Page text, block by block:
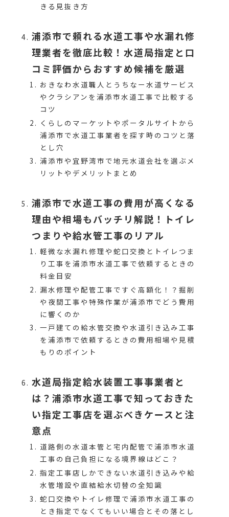
きる見抜き方
浦添市で頼れる水道工事や水漏れ修
理業者を徹底比較！水道局指定と口
コミ評価からおすすめ候補を厳選
おきなわ水道職人とうちなー水道サービス
やクラシアンを浦添市水道工事で比較する
コツ
くらしのマーケットやポータルサイトから
浦添市で水道工事業者を探す時のコツと落
とし穴
浦添市や宜野湾市で地元水道会社を選ぶメ
リットやデメリットまとめ
浦添市で水道工事の費用が高くなる
理由や相場もバッチリ解説！トイレ
つまりや給水管工事のリアル
軽微な水漏れ修理や蛇口交換とトイレつま
り工事を浦添市水道工事で依頼するときの
料金目安
漏水修理や配管工事ですぐ高額化！？掘削
や夜間工事や特殊作業が浦添市でどう費用
に響くのか
一戸建ての給水管交換や水道引き込み工事
を浦添市で依頼するときの費用相場や見積
もりのポイント
水道局指定給水装置工事事業者と
は？浦添市水道工事で知っておきた
い指定工事店を選ぶべきケースと注
意点
道路側の水道本管と宅内配管で浦添市水道
工事の自己負担になる境界線はどこ？
指定工事店しかできない水道引き込みや給
水管増設や直結給水切替の全知識
蛇口交換やトイレ修理で浦添市水道工事の
とき指定でなくてもいい場合とその落とし